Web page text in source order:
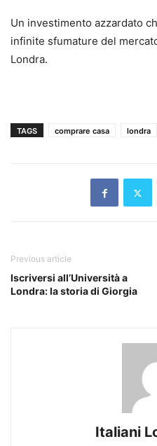
Un investimento azzardato
infinite sfumature del
Londra.
TAGS comprare casa londra
Previous article
Iscriversi all’Università a
Londra: la storia di Giorgia
Italiani